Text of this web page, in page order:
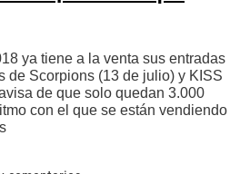
ya tiene a la venta sus entradas
de Scorpions (13 de julio) y KISS
de que solo quedan 3.000
con el que se están vendiendo